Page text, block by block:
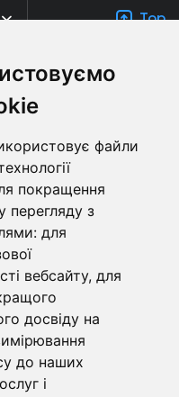
файли
покращення
перегляду з
для
вебсайту, для
досвіду на
до наших
і
Top
TV
команда